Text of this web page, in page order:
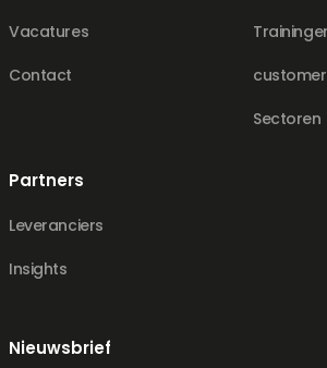
Vacatures
Contact
Sectoren
Partners
Leveranciers
Insights
Nieuwsbrief